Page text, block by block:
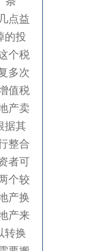
点益
投
个税
多次
值税
产卖
其
整合
者可
个较
产换
产来
换